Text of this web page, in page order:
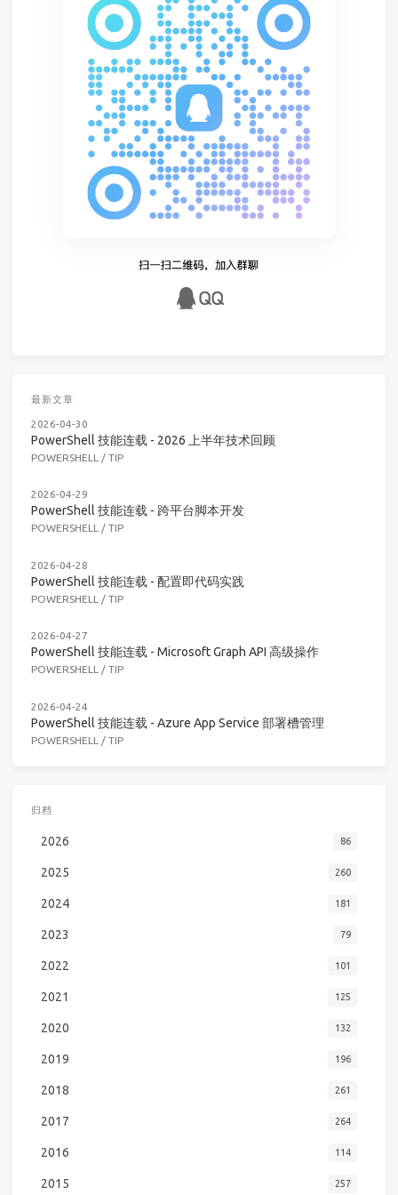
最新文章
2026-04-30
PowerShell 技能连载 - 2026 上半年技术回顾
POWERSHELL / TIP
2026-04-29
PowerShell 技能连载 - 跨平台脚本开发
POWERSHELL / TIP
2026-04-28
PowerShell 技能连载 - 配置即代码实践
POWERSHELL / TIP
2026-04-27
PowerShell 技能连载 - Microsoft Graph API 高级操作
POWERSHELL / TIP
2026-04-24
PowerShell 技能连载 - Azure App Service 部署槽管理
POWERSHELL / TIP
归档
2026 86
2025 260
2024 181
2023 79
2022 101
2021 125
2020 132
2019 196
2018 261
2017 264
2016 114
2015 257